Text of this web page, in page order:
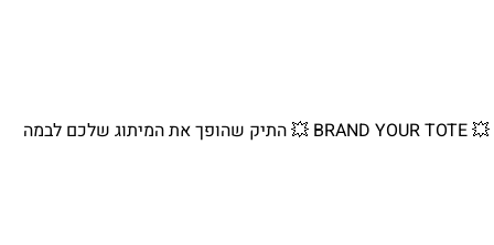
💥 BRAND YOUR TOTE 💥 התיק שהופך את המיתוג שלכם לבמה